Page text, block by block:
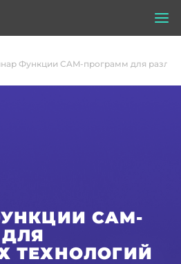
Функции CAM-программ для
CAM-
ТЕХНОЛОГИЙ